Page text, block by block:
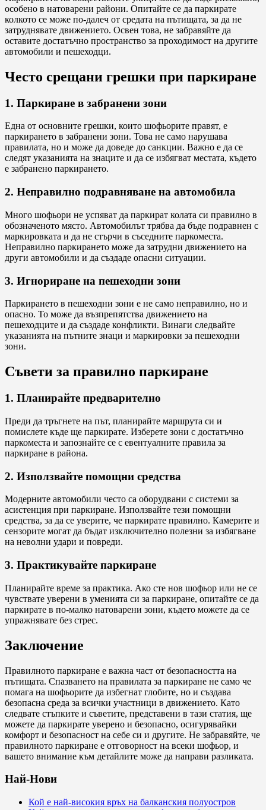
особено в натоварени райони. Опитайте се да паркирате
колкото се може по-далеч от средата на пътищата, за да не
затруднявате движението. Освен това, не забравяйте да
оставите достатъчно пространство за проходимост на другите
автомобили и пешеходци.
Често срещани грешки при паркиране
1. Паркиране в забранени зони
Една от основните грешки, които шофьорите правят, е
паркирането в забранени зони. Това не само нарушава
правилата, но и може да доведе до санкции. Важно е да се
следят указанията на знаците и да се избягват местата, където
е забранено паркирането.
2. Неправилно подравняване на автомобила
Много шофьори не успяват да паркират колата си правилно в
обозначеното място. Автомобилът трябва да бъде подравнен с
маркировката и да не стърчи в съседните паркоместа.
Неправилно паркирането може да затрудни движението на
други автомобили и да създаде опасни ситуации.
3. Игнориране на пешеходни зони
Паркирането в пешеходни зони е не само неправилно, но и
опасно. То може да възпрепятства движението на
пешеходците и да създаде конфликти. Винаги следвайте
указанията на пътните знаци и маркировки за пешеходни
зони.
Съвети за правилно паркиране
1. Планирайте предварително
Преди да тръгнете на път, планирайте маршрута си и
помислете къде ще паркирате. Изберете зони с достатъчно
паркоместа и запознайте се с евентуалните правила за
паркиране в района.
2. Използвайте помощни средства
Модерните автомобили често са оборудвани с системи за
асистенция при паркиране. Използвайте тези помощни
средства, за да се уверите, че паркирате правилно. Камерите и
сензорите могат да бъдат изключително полезни за избягване
на неволни удари и повреди.
3. Практикувайте паркиране
Планирайте време за практика. Ако сте нов шофьор или не се
чувствате уверени в уменията си за паркиране, опитайте се да
паркирате в по-малко натоварени зони, където можете да се
упражнявате без стрес.
Заключение
Правилното паркиране е важна част от безопасността на
пътищата. Спазването на правилата за паркиране не само че
помага на шофьорите да избегнат глобите, но и създава
безопасна среда за всички участници в движението. Като
следвате стъпките и съветите, представени в тази статия, ще
можете да паркирате уверено и безопасно, осигурявайки
комфорт и безопасност на себе си и другите. Не забравяйте, че
правилното паркиране е отговорност на всеки шофьор, и
вашето внимание към детайлите може да направи разликата.
Най-Нови
Кой е най-високия връх на балканския полуостров